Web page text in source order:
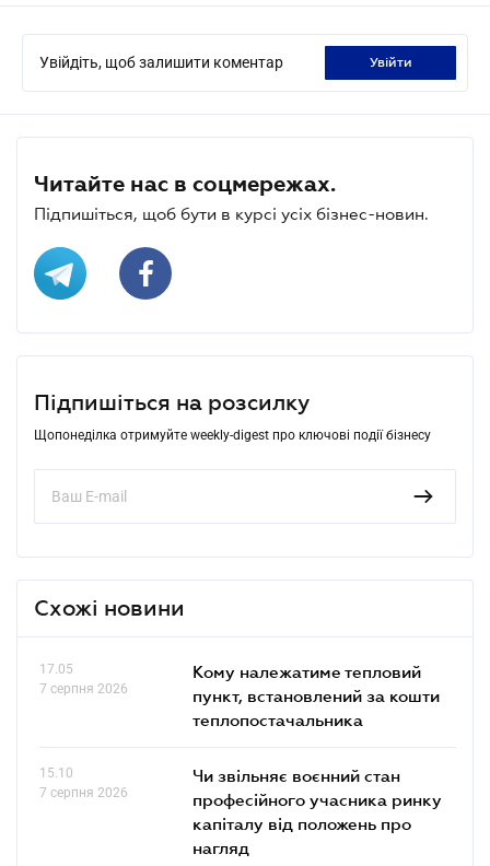
Увійдіть, щоб залишити коментар увійти
Читайте нас в соцмережах.
Підпишіться, щоб бути в курсі усіх бізнес-новин.
Підпишіться на розсилку
Щопонеділка отримуйте weekly-digest про ключові події бізнесу
Схожі новини
17.05
7 серпня 2026
Кому належатиме тепловий
пункт, встановлений за кошти
теплопостачальника
15.10
7 серпня 2026
Чи звільняє воєнний стан
професійного учасника ринку
капіталу від положень про
нагляд